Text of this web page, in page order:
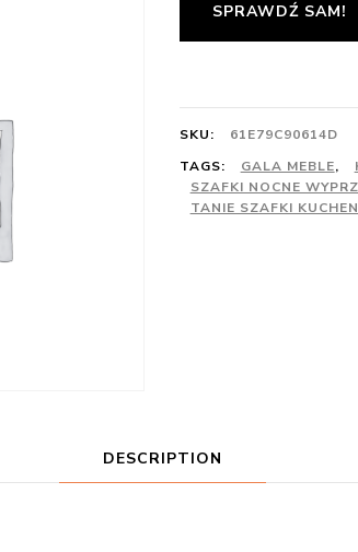
SPRAWDŹ SAM!
SKU:
61E79C90614D
TAGS:
GALA MEBLE,
SZAFKI NOCNE
TANIE SZAFKI
DESCRIPTION